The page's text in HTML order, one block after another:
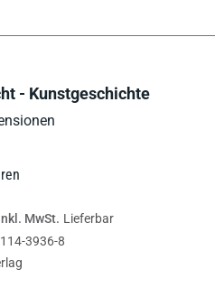
- Kunstgeschichte
MwSt. Lieferbar
3936-8